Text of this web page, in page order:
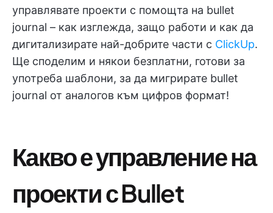
управлявате проекти с помощта на bullet
journal – как изглежда, защо работи и как да
дигитализирате най-добрите части с ClickUp.
Ще споделим и някои безплатни, готови за
употреба шаблони, за да мигрирате bullet
journal от аналогов към цифров формат!
Какво е управление на
проекти с Bullet